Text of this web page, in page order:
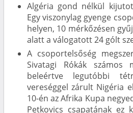
Algéria gond nélkül
Egy viszonylag gyenge
helyen, 10 mérkőzésen
alatt a válogatott 24 gólt
A csoportelsőség
Sivatagi Rókák számos
beleértve legutóbbi
vereséggel zárult Nigéria
10-én az Afrika Kupa
Petkovics csapatának ez